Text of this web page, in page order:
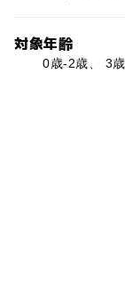
対象年齢
0歳-2歳、 3